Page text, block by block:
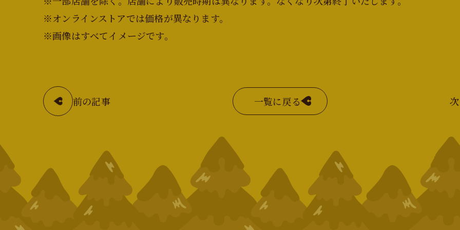
※オンラインストアでは価格が異なります。
※画像はすべてイメージです。
前の記事 一覧に戻る